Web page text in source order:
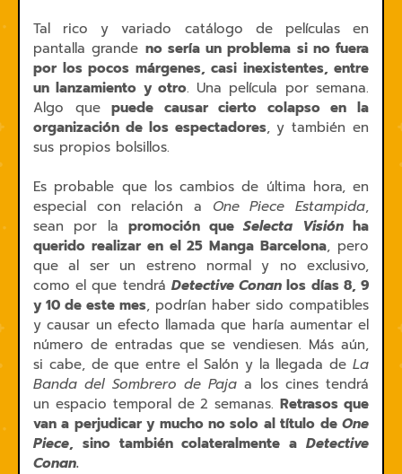
Tal rico y variado catálogo de películas en
pantalla grande no sería un problema si no fuera
por los pocos márgenes, casi inexistentes, entre
un lanzamiento y otro. Una película por semana.
Algo quepuede causar cierto colapso en la
organización de los espectadores, y también en
sus propios bolsillos.
Es probable que los cambios de última hora, en
especial con relación a One Piece Estampida,
sean por la promoción queSelecta Visiónha
querido realizar en el 25 Manga Barcelona, pero
que al ser un estreno normal y no exclusivo,
como el que tendrá Detective Conan los días 8, 9
y 10 de este mes, podrían haber sido compatibles
y causar un efecto llamada que haría aumentar el
número de entradas que se vendiesen. Más aún,
si cabe, de que entre el Salón y la llegada de La
Banda del Sombrero de Paja a los cines tendrá
un espacio temporal de 2 semanas.Retrasos que
van a perjudicar y mucho no solo al título de One
Piece, sino también colateralmente a Detective
Conan.